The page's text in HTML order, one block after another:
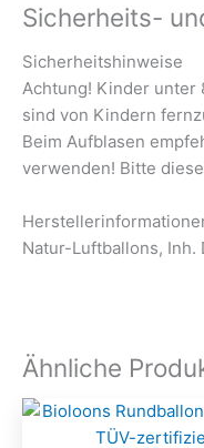
Sicherheits-
Sicherheitshinweise
Achtung! Kinder unter
sind von Kindern
Beim Aufblasen
verwenden! Bitte
Natur-Luftballons, Inh.
Ähnliche